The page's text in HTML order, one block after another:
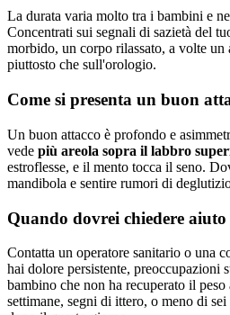
La durata varia molto tra i bambini e
Concentrati sui segnali di sazietà del
morbido, un corpo rilassato, a volte
piuttosto che sull'orologio.
Come si presenta un buon
Un buon attacco è profondo e
vede più areola sopra il labbro
estroflesse, e il mento tocca il seno.
mandibola e sentire rumori di
Quando dovrei chiedere
Contatta un operatore sanitario o una
hai dolore persistente, preoccupazioni
bambino che non ha recuperato il peso
settimane, segni di ittero, o meno di